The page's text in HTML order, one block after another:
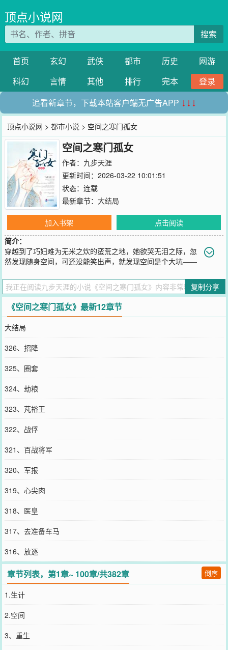
顶点小说网
搜索
首页 玄幻 武侠 都市 历史
网游
科幻
言情 其他 排行 完本
登录
追看新章节，下载本站客户端无广告APP ↓↓↓
顶点小说网 >都市小说 > 空间之寒门孤女
空间之寒门孤女
作者： 九步天涯
更新时间：2026-03-22 10:01:51
状态：连载
最新章节： 大结局
加入书架
点击阅读
简介：
穿越到了巧妇难为无米之炊的蛮荒之地，她欲哭无泪之际，忽
然发现随身空间，可还没能笑出声，就发现空间是个大坑——
头昏眼花无精打采。为保小命，她只得妥协，为他各处奔波找寻药材
补给灵气。心中不禁腹诽：这哪是什么灵主，简直是债主！后来有一
天，灵主成型，空间再无他的身影。她摸着心口，怅然若失。前世他
助好兄弟披荆斩棘推翻朝廷暴政，却在最后被人算计，心爱的小公主
被祭旗，他自己也被围杀，乱箭射死。怨气太重，重生了。可上天却
像是跟他开玩笑，重生在一个蛮女随身的空间里，还没有形体。为了
早日成型找寻前世爱人，保护家人，他只好使出各种办法汲取灵气。
终于有一天，他成型了，离开了空间找到了小公主。可为什么小公主
让他那么陌生，反倒是那个力大无穷又蠢笨的蛮女却给他万分熟悉的
感觉？女主两世穿越，是男主前世今生唯一的心上人。
您要是觉得《
博微信里的朋友推荐哦！
复制分享
《空间之寒门孤女》最新12章节
大结局
326、招降
325、圈套
324、劫粮
323、芃裕王
322、战俘
321、百战将军
320、军报
319、心尖肉
318、医皇
317、去准备车马
316、放逐
章节列表，第1章~ 100章/共382章 倒序
1.生计
2.空间
3、重生